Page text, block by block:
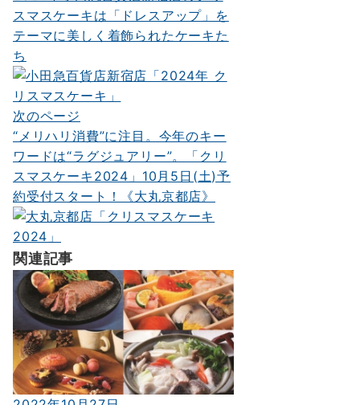
稿
ナ
ビ
ゲ
ー
シ
ョ
ン
スマスケーキは「ドレスアップ」を
テーマに美しく着飾られたケーキた
ち
次のページ
“メリハリ消費”に注目。今年のキー
ワードは“ラグジュアリー”。「クリ
スマスケーキ2024」10月5日(土)予
約受付スタート！《大丸京都店》
関連記事